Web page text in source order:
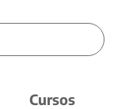
Cursos